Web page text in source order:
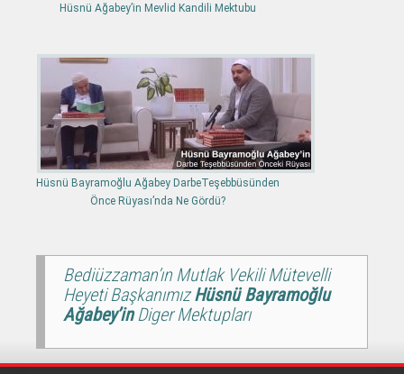
Hüsnü Ağabey’in Mevlid Kandili Mektubu
Hüsnü Bayramoğlu Ağabey DarbeTeşebbüsünden
Önce Rüyası’nda Ne Gördü?
Bediüzzaman’ın Mutlak Vekili Mütevelli
Heyeti BaşkanımızHüsnü Bayramoğlu
Ağabey’inDiger Mektupları